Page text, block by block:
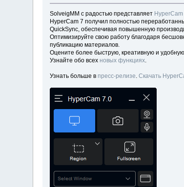
SolveigMM с радостью представляет HyperCam
HyperCam 7 получил полностью
QuickSync, обеспечивая повышенную
Оптимизируйте свою работу благодаря
публикацию материалов.
Оцените более быструю, креативную и
Узнайте обо всех новых функциях
Узнать больше в пресс-релизе .Скачать